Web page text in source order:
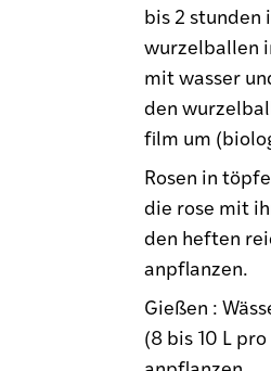
bis 2 stunden
wurzelballen
mit wasser
den
film um
Rosen in
die rose mit
den heften
anpflanzen.
Gießen :
(8 bis 10 L